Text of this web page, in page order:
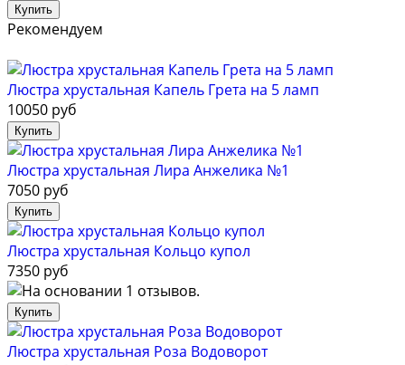
Рекомендуем
Люстра хрустальная Капель Грета на 5 ламп
10050 руб
Люстра хрустальная Лира Анжелика №1
7050 руб
Люстра хрустальная Кольцо купол
7350 руб
Люстра хрустальная Роза Водоворот